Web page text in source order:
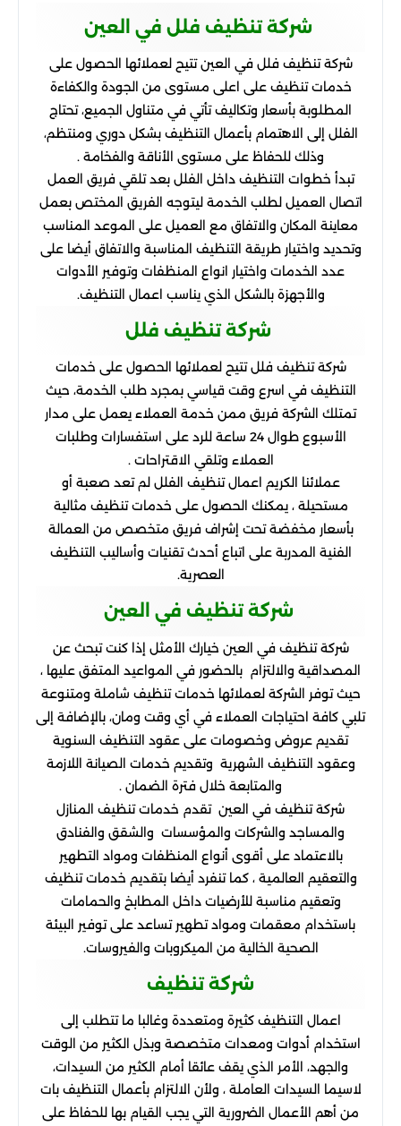
شركة تنظيف فلل في العين
شركة تنظيف فلل في العين تتيح لعملائها الحصول على
خدمات تنظيف على اعلى مستوى من الجودة والكفاءة
المطلوبة بأسعار وتكاليف تأتي في متناول الجميع، تحتاج
الفلل إلى الاهتمام بأعمال التنظيف بشكل دوري ومنتظم،
وذلك للحفاظ على مستوى الأناقة والفخامة .
تبدأ خطوات التنظيف داخل الفلل بعد تلقي فريق العمل
اتصال العميل لطلب الخدمة ليتوجه الفريق المختص بعمل
معاينة المكان والاتفاق مع العميل على الموعد المناسب
وتحديد واختيار طريقة التنظيف المناسبة والاتفاق أيضا على
عدد الخدمات واختيار انواع المنظفات وتوفير الأدوات
والأجهزة بالشكل الذي يناسب اعمال التنظيف.
شركة تنظيف فلل
شركة تنظيف فلل تتيح لعملائها الحصول على خدمات
التنظيف في اسرع وقت قياسي بمجرد طلب الخدمة، حيث
تمتلك الشركة فريق ممن خدمة العملاء يعمل على مدار
الأسبوع طوال 24 ساعة للرد على استفسارات وطلبات
العملاء وتلقي الاقتراحات .
عملائنا الكريم اعمال تنظيف الفلل لم تعد صعبة أو
مستحيلة ، يمكنك الحصول على خدمات تنظيف مثالية
بأسعار مخفضة تحت إشراف فريق متخصص من العمالة
الفنية المدربة على اتباع أحدث تقنيات وأساليب التنظيف
العصرية.
شركة تنظيف في العين
شركة تنظيف في العين خيارك الأمثل إذا كنت تبحث عن
المصداقية والالتزام بالحضور في المواعيد المتفق عليها ،
حيث توفر الشركة لعملائها خدمات تنظيف شاملة ومتنوعة
تلبي كافة احتياجات العملاء في أي وقت ومان، بالإضافة إلى
تقديم عروض وخصومات على عقود التنظيف السنوية
وعقود التنظيف الشهرية وتقديم خدمات الصيانة اللازمة
والمتابعة خلال فترة الضمان .
شركة تنظيف في العين تقدم خدمات تنظيف المنازل
والمساجد والشركات والمؤسسات والشقق والفنادق
بالاعتماد على أقوى أنواع المنظفات ومواد التطهير
والتعقيم العالمية ، كما تنفرد أيضا بتقديم خدمات تنظيف
وتعقيم مناسبة للأرضيات داخل المطابخ والحمامات
باستخدام معقمات ومواد تطهير تساعد على توفير البيئة
الصحية الخالية من الميكروبات والفيروسات.
شركة تنظيف
اعمال التنظيف كثيرة ومتعددة وغالبا ما تتطلب إلى
استخدام أدوات ومعدات متخصصة وبذل الكثير من الوقت
والجهد، الأمر الذي يقف عائقا أمام الكثير من السيدات،
لاسيما السيدات العاملة ، ولأن الالتزام بأعمال التنظيف بات
من أهم الأعمال الضرورية التي يجب القيام بها للحفاظ على